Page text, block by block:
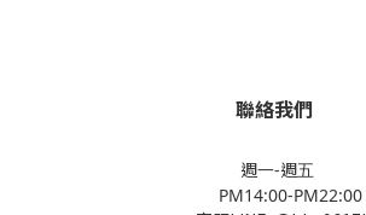
聯絡我們
週一-週五
PM14:00-PM22:00